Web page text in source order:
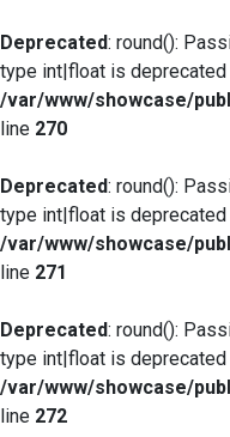
Deprecated: round():
type int|float is deprecated
/var/www/showcase/
line 270
Deprecated: round():
type int|float is deprecated
/var/www/showcase/
line 271
Deprecated: round():
type int|float is deprecated
/var/www/showcase/
line 272